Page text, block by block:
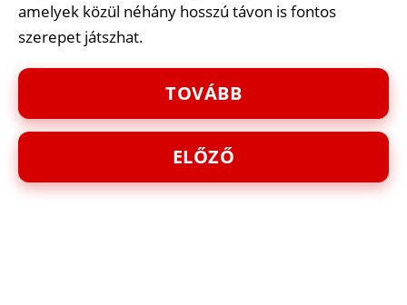
amelyek közül néhány hosszú távon is fontos
szerepet játszhat.
ELŐZŐ
TOVÁBB